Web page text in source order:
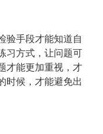
验手段才能知道自
习方式，让问题可
才能更加重视，才
时候，才能避免出